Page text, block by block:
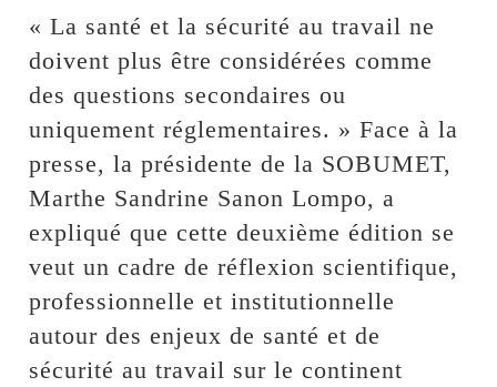
« La santé et la sécurité au travail ne
doivent plus être considérées comme
des questions secondaires ou
uniquement réglementaires. » Face à la
presse, la présidente de la SOBUMET,
Marthe Sandrine Sanon Lompo, a
expliqué que cette deuxième édition se
veut un cadre de réflexion scientifique,
professionnelle et institutionnelle
autour des enjeux de santé et de
sécurité au travail sur le continent